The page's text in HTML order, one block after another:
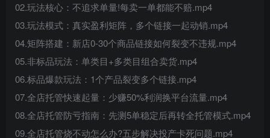
02.玩法核心：不追求单量!每卖一单都能不赔.mp4
03.玩法模式：真实盈利矩阵，多个链接一起动销.mp4
04.矩阵搭建：新店0-30个商品链接如何裂变不违规.mp4
05.非标品玩法：单类目+多类目组合卖货.mp4
06.标品爆款玩法：1个产品裂变多个链接.mp4
07.全店托管快速起量：少赚50%利润换平台流量.mp4
08.全店托管防亏指南：先测5单稳定后再转全托管模式.mp4
09.全店托管烧不动怎么办?五步解决投产卡死问题.mp4